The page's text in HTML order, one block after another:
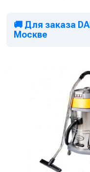
🚚 Для заказа
Москве